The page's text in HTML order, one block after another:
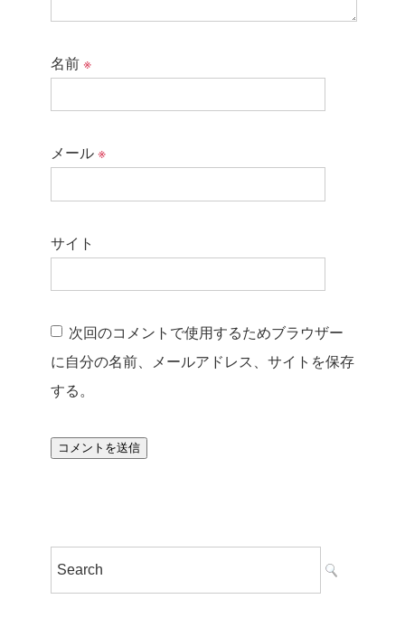
名前※
メール※
サイト
次回のコメントで使用するためブラウザー
に自分の名前、メールアドレス、サイトを保存
する。